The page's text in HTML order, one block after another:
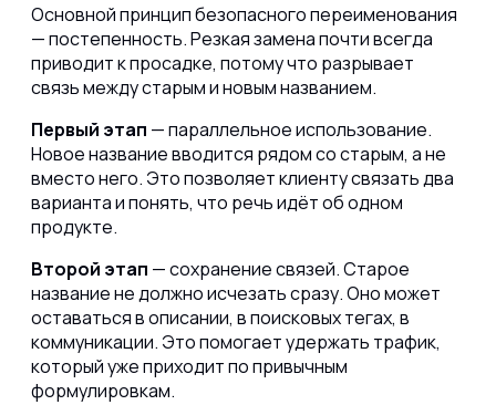
Основной принцип безопасного переименования
— постепенность. Резкая замена почти всегда
приводит к просадке, потому что разрывает
связь между старым и новым названием.
Первый этап — параллельное использование.
Новое название вводится рядом со старым, а не
вместо него. Это позволяет клиенту связать два
варианта и понять, что речь идёт об одном
продукте.
Второй этап — сохранение связей. Старое
название не должно исчезать сразу. Оно может
оставаться в описании, в поисковых тегах, в
коммуникации. Это помогает удержать трафик,
который уже приходит по привычным
формулировкам.